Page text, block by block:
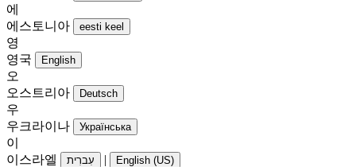
에
에스토니아
eesti keel
영
영국
English
오
오스트리아
Deutsch
우
우크라이나
Українська
이
이스라엘
עִברִית | English (US)